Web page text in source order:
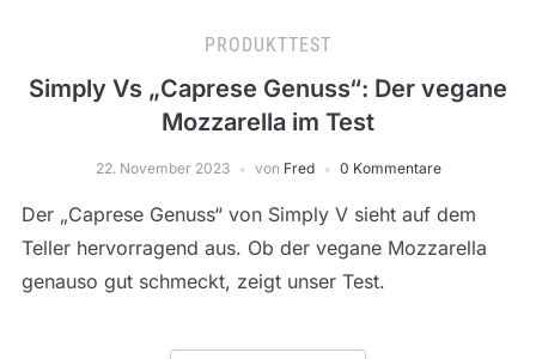
PRODUKTTEST
Simply Vs „Caprese Genuss“: Der vegane
Mozzarella im Test
22. November 2023 von Fred 0 Kommentare
Der „Caprese Genuss“ von Simply V sieht auf dem
Teller hervorragend aus. Ob der vegane Mozzarella
genauso gut schmeckt, zeigt unser Test.